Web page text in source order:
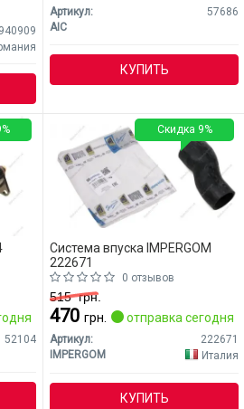
Артикул:
57686
AIC
КУПИТЬ
52104
Система впуска IMPERGOM
222671
0 отзывов
515грн.
470 грн. отправка сегодня
Артикул:
222671
IMPERGOM
Италия
КУПИТЬ
Скидка 9%